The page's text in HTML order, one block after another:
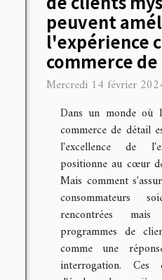
peuvent
l'expérience
commerce
Mercredi 14 février
Dans un monde où
commerce de détail
l'excellence de
positionne au cœur
Mais comment
consommateurs
rencontrées
programmes de
comme une
interrogation. Ces